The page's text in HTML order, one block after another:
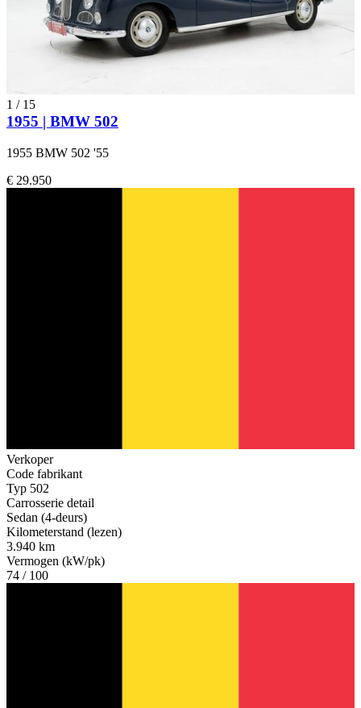
1 / 15
1955 | BMW 502
1955 BMW 502 '55
€ 29.950
Verkoper
Code fabrikant
Typ 502
Carrosserie detail
Sedan (4-deurs)
Kilometerstand (lezen)
3.940 km
Vermogen (kW/pk)
74 / 100